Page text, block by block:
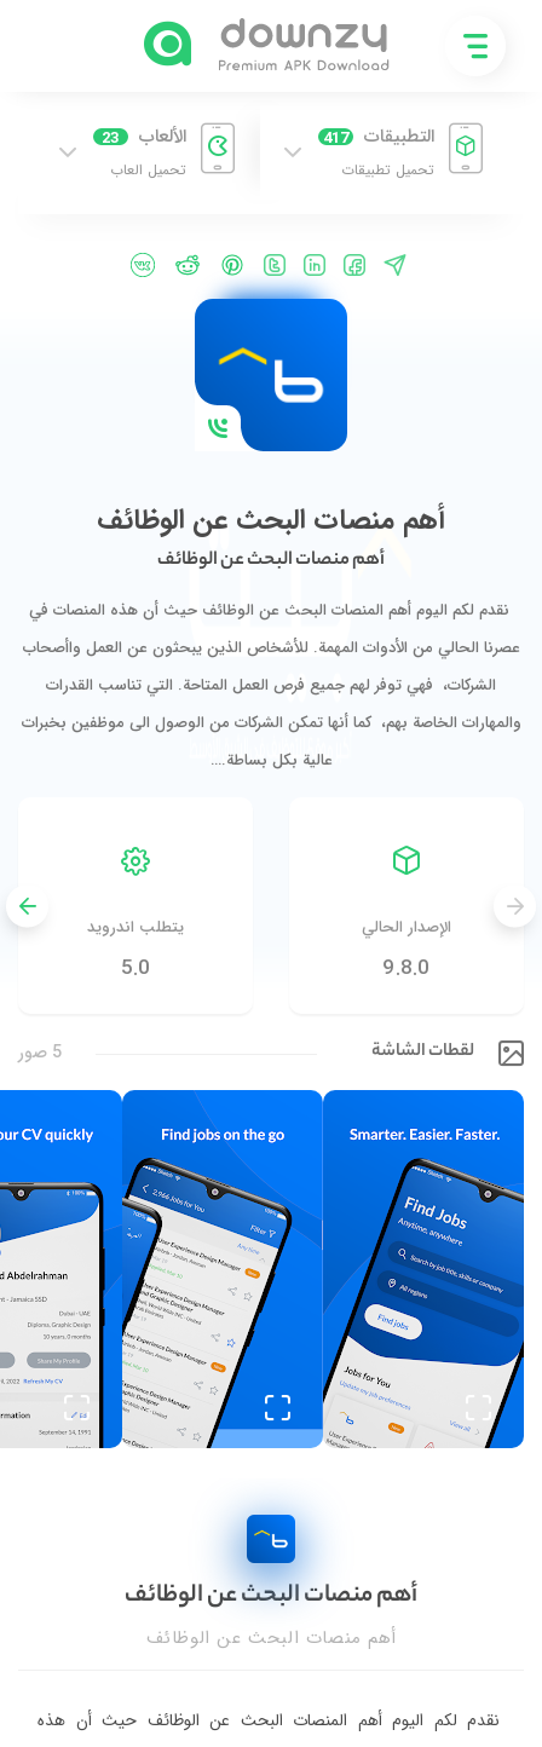
التطبيقات 417
تحميل تطبيقات
الألعاب 23
تحميل العاب
أهم منصات البحث عن الوظائف
أهم منصات البحث عن الوظائف
نقدم لكم اليوم أهم المنصات البحث عن الوظائف حيث أن هذه المنصات في
عصرنا الحالي من الأدوات المهمة. للأشخاص الذين يبحثون عن العمل واأصحاب
الشركات، فهي توفر لهم جميع فرص العمل المتاحة. التي تناسب القدرات
والمهارات الخاصة بهم، كما أنها تمكن الشركات من الوصول الى موظفين بخبرات
عالية بكل بساطة.…
الإصدار الحالي
9.8.0
يتطلب اندرويد
5.0
لقطات الشاشة 5 صور
أهم منصات البحث عن الوظائف
أهم منصات البحث عن الوظائف
نقدم لكم اليوم أهم المنصات البحث عن الوظائف حيث أن هذه